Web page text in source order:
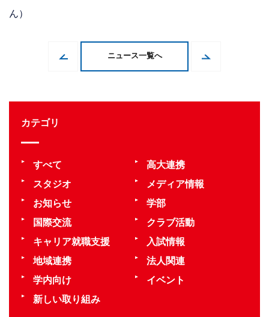
ん）
ニュース一覧へ
カテゴリ
すべて
高大連携
スタジオ
メディア情報
お知らせ
学部
国際交流
クラブ活動
キャリア就職支援
入試情報
地域連携
法人関連
学内向け
イベント
新しい取り組み